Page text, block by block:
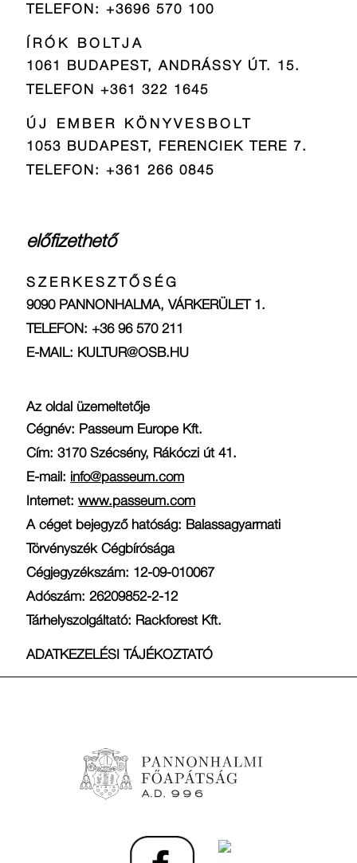
TELEFON: +3696 570 100
ÍRÓK BOLTJA
1061 BUDAPEST, ANDRÁSSY ÚT. 15.
TELEFON +361 322 1645
ÚJ EMBER KÖNYVESBOLT
1053 BUDAPEST, FERENCIEK TERE 7.
TELEFON: +361 266 0845
előfizethető
SZERKESZTŐSÉG
9090 PANNONHALMA, VÁRKERÜLET 1.
TELEFON: +36 96 570 211
E-MAIL: KULTUR@OSB.HU
Az oldal üzemeltetője
Cégnév: Passeum Europe Kft.
Cím: 3170 Szécsény, Rákóczi út 41.
E-mail: info@passeum.com
Internet:www.passeum.com
A céget bejegyző hatóság: Balassagyarmati
Törvényszék Cégbírósága
Cégjegyzékszám: 12-09-010067
Adószám: 26209852-2-12
Tárhelyszolgáltató: Rackforest Kft.
ADATKEZELÉSI TÁJÉKOZTATÓ